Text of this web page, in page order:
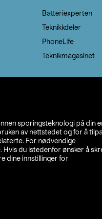
sporingsteknologi på din
av nettstedet og for å
For nødvendige
Hvis du istedenfor ønsker å
dine innstillinger for
Batteriexperten
Teknikkdeler
PhoneLife
Teknikmagasinet